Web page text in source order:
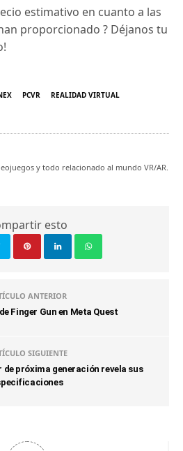
estimativo en cuanto a las
proporcionado ? Déjanos tu
PCVR
REALIDAD VIRTUAL
y todo relacionado al mundo VR/AR.
esto
ANTERIOR
Finger Gun en Meta Quest
SIGUIENTE
de próxima generación revela sus